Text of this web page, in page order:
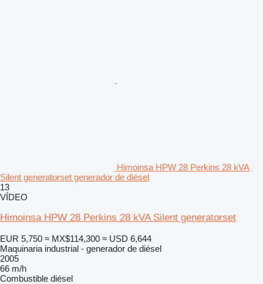
Himoinsa HPW 28 Perkins 28 kVA
Silent generatorset generador de diésel
13
VÍDEO
Himoinsa HPW 28 Perkins 28 kVA Silent generatorset
EUR 5,750 ≈ MX$114,300 ≈ USD 6,644
Maquinaria industrial - generador de diésel
2005
66 m/h
Combustible diésel